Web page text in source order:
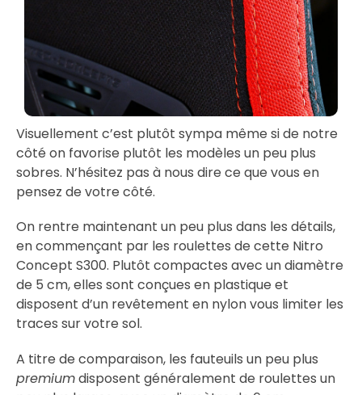
Visuellement c’est plutôt sympa même si de notre
côté on favorise plutôt les modèles un peu plus
sobres. N’hésitez pas à nous dire ce que vous en
pensez de votre côté.
On rentre maintenant un peu plus dans les détails,
en commençant par les roulettes de cette Nitro
Concept S300. Plutôt compactes avec un diamètre
de 5 cm, elles sont conçues en plastique et
disposent d’un revêtement en nylon vous limiter les
traces sur votre sol.
A titre de comparaison, les fauteuils un peu plus
premiumdisposent généralement de roulettes un